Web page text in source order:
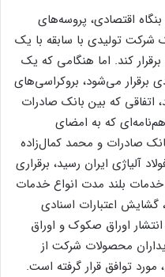
اقتصادی، پروسه‌های
شرکت تولیدی با سابقه با یک
کند. اما هنگامی که یک
برقرار می‌شود، بروکراسی‌های
که بین بانک صادرات
که به امضای
صادرات و محمد کمال‌زاده
آلیاژی ایران رسید، برقراری
خدمات بلند مدت انواع خدمات
گشایش اعتبارات اسنادی
اوراق صکوک و اوراق
محصولات شرکت از
توافق قرار گرفته است.